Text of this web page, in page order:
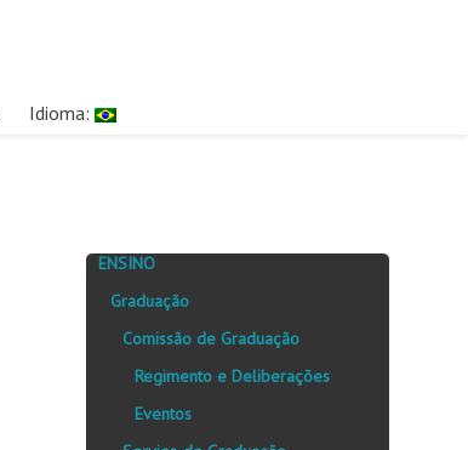
Idioma:
ENSINO
Graduação
Comissão de Graduação
Regimento e Deliberações
Eventos